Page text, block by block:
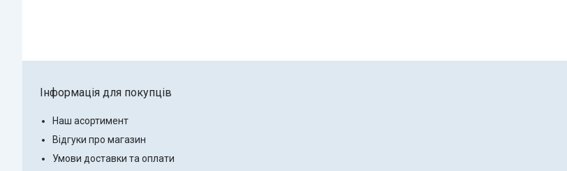
Інформація для покупців
Наш асортимент
Відгуки про магазин
Умови доставки та оплати